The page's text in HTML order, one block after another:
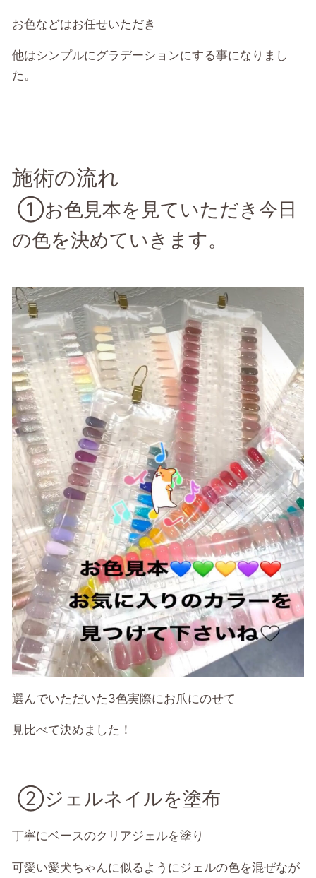
お色などはお任せいただき
他はシンプルにグラデーションにする事になりまし
た。
施術の流れ
①お色見本を見ていただき今日
の色を決めていきます。
選んでいただいた3色実際にお爪にのせて
見比べて決めました！
②ジェルネイルを塗布
丁寧にベースのクリアジェルを塗り
可愛い愛犬ちゃんに似るようにジェルの色を混ぜなが